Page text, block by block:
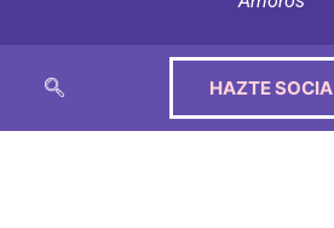
HAZTE SOCIA